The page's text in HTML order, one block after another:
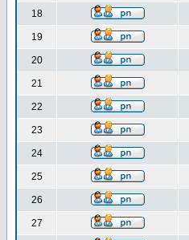
18
19
20
21
22
23
24
25
26
27